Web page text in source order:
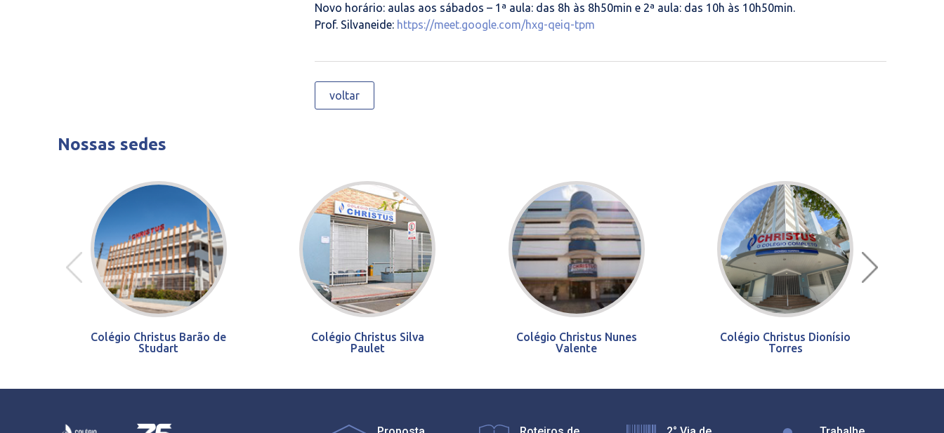
Novo horário: aulas aos sábados – 1ª aula: das 8h às 8h50min e 2ª aula: das 10h às 10h50min.
Prof. Silvaneide: https://meet.google.com/hxg-qeiq-tpm
voltar
Nossas sedes
Colégio Christus Barão de
Studart
Colégio Christus Silva
Paulet
Colégio Christus Nunes
Valente
Colégio Christus Dionísio
Torres